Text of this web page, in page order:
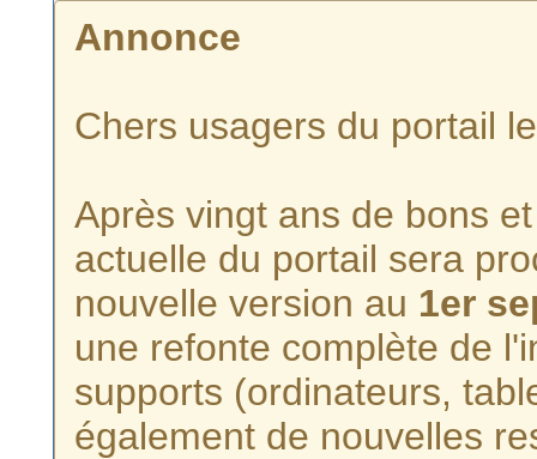
Annonce
Chers usagers du portail
Après vingt ans de bons
actuelle du portail sera
nouvelle version au 1er
une refonte complète de
supports (ordinateurs,
également de nouvelles